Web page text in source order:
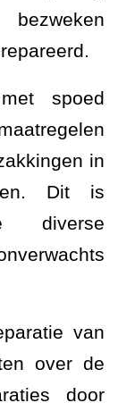
spoed
in
Dit is
diverse
van
over de
door